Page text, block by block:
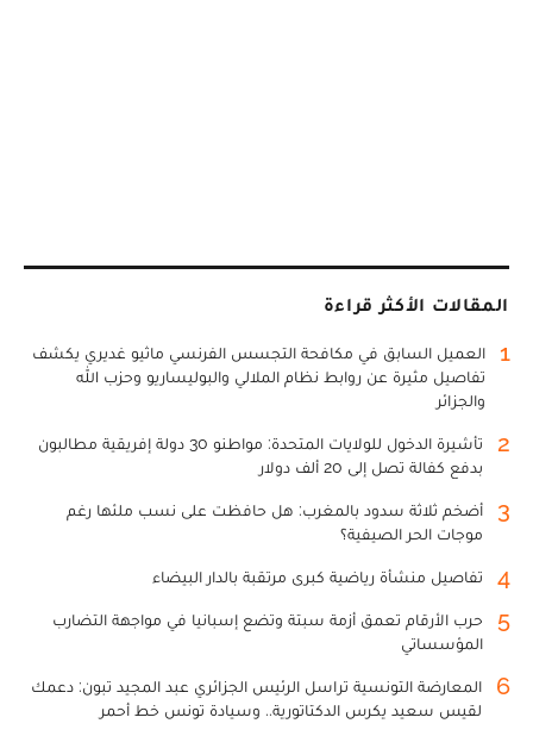
المقالات الأكثر قراءة
1
العميل السابق في مكافحة التجسس الفرنسي ماثيو غديري يكشف
تفاصيل مثيرة عن روابط نظام الملالي والبوليساريو وحزب الله
والجزائر
2
تأشيرة الدخول للولايات المتحدة: مواطنو 30 دولة إفريقية مطالبون
بدفع كفالة تصل إلى 20 ألف دولار
3
أضخم ثلاثة سدود بالمغرب: هل حافظت على نسب ملئها رغم
موجات الحر الصيفية؟
4 تفاصيل منشأة رياضية كبرى مرتقبة بالدار البيضاء
5
حرب الأرقام تعمق أزمة سبتة وتضع إسبانيا في مواجهة التضارب
المؤسساتي
6
المعارضة التونسية تراسل الرئيس الجزائري عبد المجيد تبون: دعمك
لقيس سعيد يكرس الدكتاتورية.. وسيادة تونس خط أحمر